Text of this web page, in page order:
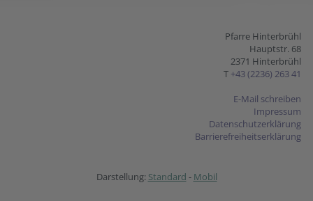
Pfarre Hinterbrühl
Hauptstr. 68
2371 Hinterbrühl
T +43 (2236) 263 41
E-Mail schreiben
Impressum
Datenschutzerklärung
Barrierefreiheitserklärung
Darstellung: Standard - Mobil